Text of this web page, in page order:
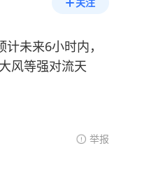
未来6小时内，
风等强对流天
举报